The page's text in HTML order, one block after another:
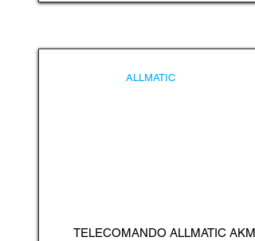
ALLMATIC
TELECOMANDO ALLMATIC AKM